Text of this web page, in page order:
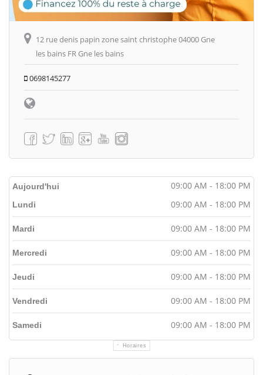
12 rue denis papin zone saint christophe 04000 Gne
les bains FR Gne les bains
0698145277
Aujourd'hui 09:00 AM - 18:00 PM
Horaires
Lundi 09:00 AM - 18:00 PM
Mardi 09:00 AM - 18:00 PM
Mercredi 09:00 AM - 18:00 PM
Jeudi 09:00 AM - 18:00 PM
Vendredi 09:00 AM - 18:00 PM
Samedi 09:00 AM - 18:00 PM